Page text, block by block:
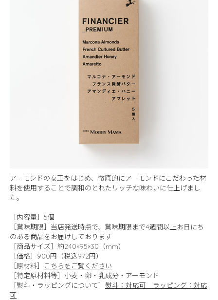
アーモンドの女王をはじめ、徹底的にアーモンドにこだわった材
料を使用することで調和のとれたリッチな味わいに仕上げまし
た。
［内容量］5個
［賞味期限］当店発送時点で、賞味期限まで4週間以上お日にち
のある商品をお届けしております
［商品サイズ］約240×95×30（mm）
［価格］900円（税込972円）
［原材料］
こちらをご覧ください
［特定原材料等］小麦・卵・乳成分・アーモンド
［熨斗・ラッピングについて］ 熨斗：対応可 ラッピング：対応
可